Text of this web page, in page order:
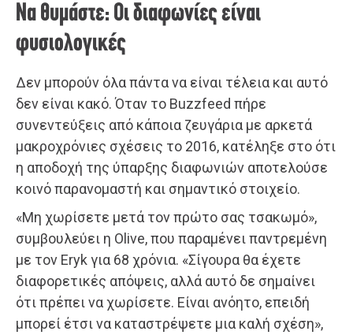
Να θυμάστε: Οι διαφωνίες είναι
φυσιολογικές
Δεν μπορούν όλα πάντα να είναι τέλεια και αυτό
δεν είναι κακό. Όταν το Buzzfeed πήρε
συνεντεύξεις από κάποια ζευγάρια με αρκετά
μακροχρόνιες σχέσεις το 2016, κατέληξε στο ότι
η αποδοχή της ύπαρξης διαφωνιών αποτελούσε
κοινό παρανομαστή και σημαντικό στοιχείο.
«Μη χωρίσετε μετά τον πρώτο σας τσακωμό»,
συμβουλεύει η Olive, που παραμένει παντρεμένη
με τον Eryk για 68 χρόνια. «Σίγουρα θα έχετε
διαφορετικές απόψεις, αλλά αυτό δε σημαίνει
ότι πρέπει να χωρίσετε. Είναι ανόητο, επειδή
μπορεί έτσι να καταστρέψετε μια καλή σχέση»,